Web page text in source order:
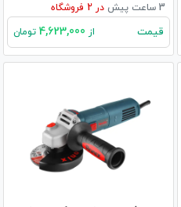
3 ساعت پیش در فروشگاه
قیمت از تومان